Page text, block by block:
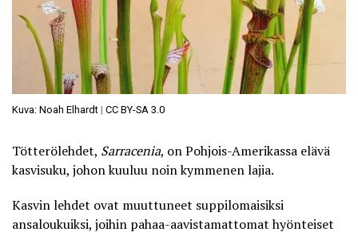
Kuva: Noah Elhardt | CC BY-SA 3.0
Tötterölehdet, Sarracenia, on Pohjois-Amerikassa elävä
kasvisuku, johon kuuluu noin kymmenen lajia.
Kasvin lehdet ovat muuttuneet suppilomaisiksi
ansaloukuiksi, joihin pahaa-aavistamattomat hyönteiset